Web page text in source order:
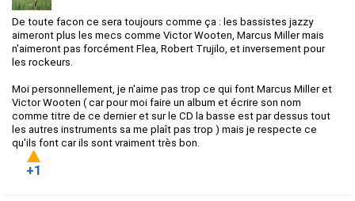
De toute facon ce sera toujours comme ça : les bassistes jazzy
aimeront plus les mecs comme Victor Wooten, Marcus Miller mais
n'aimeront pas forcément Flea, Robert Trujilo, et inversement pour
les rockeurs.
Moi personnellement, je n'aime pas trop ce qui font Marcus Miller et
Victor Wooten ( car pour moi faire un album et écrire son nom
comme titre de ce dernier et sur le CD la basse est par dessus tout
les autres instruments sa me plaît pas trop ) mais je respecte ce
qu'ils font car ils sont vraiment très bon.
+1